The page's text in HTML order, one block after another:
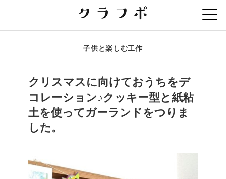
子供と楽しむ工作
クリスマスに向けておうちをデ
コレーション♪クッキー型と紙粘
土を使ってガーランドをつりま
した。